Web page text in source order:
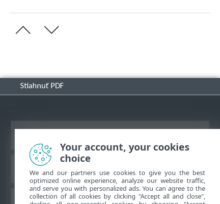
Stiahnuť PDF
Databáza znalostí ESET
Your account, your cookies
choice
We and our partners use cookies to give you the best
optimized online experience, analyze our website traffic,
and serve you with personalized ads. You can agree to the
collection of all cookies by clicking "Accept all and close",